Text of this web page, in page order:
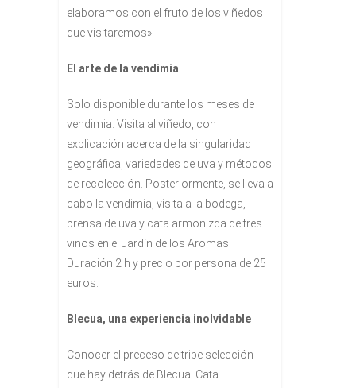
elaboramos con el fruto de los viñedos
que visitaremos».
El arte de la vendimia
Solo disponible durante los meses de
vendimia. Visita al viñedo, con
explicación acerca de la singularidad
geográfica, variedades de uva y métodos
de recolección. Posteriormente, se lleva a
cabo la vendimia, visita a la bodega,
prensa de uva y cata armonizda de tres
vinos en el Jardín de los Aromas.
Duración 2 h y precio por persona de 25
euros.
Blecua, una experiencia inolvidable
Conocer el preceso de tripe selección
que hay detrás de Blecua. Cata